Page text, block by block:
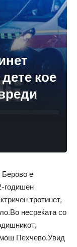
кое
Берово е
годишен
тротинет,
несреќата со
Пехчево.Увид